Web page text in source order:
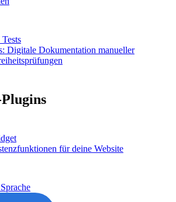
Digitale Dokumentation manueller
für deine Website